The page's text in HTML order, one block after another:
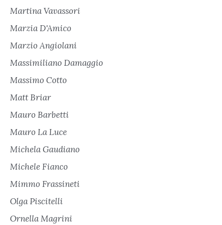
Martina Vavassori
Marzia D'Amico
Marzio Angiolani
Massimiliano Damaggio
Massimo Cotto
Matt Briar
Mauro Barbetti
Mauro La Luce
Michela Gaudiano
Michele Fianco
Mimmo Frassineti
Olga Piscitelli
Ornella Magrini